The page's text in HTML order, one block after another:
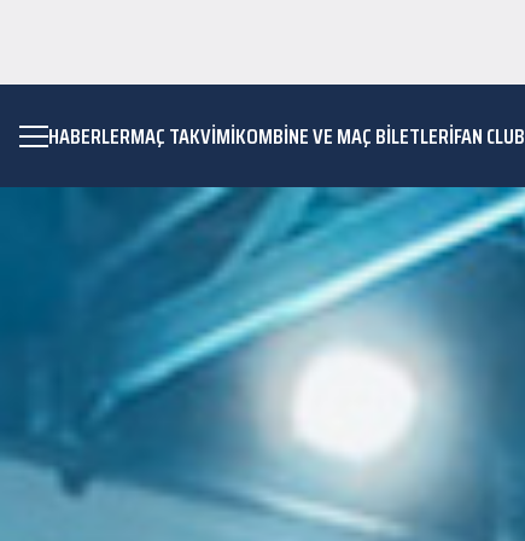
HABERLERMAÇ TAKVIMIKOMBİNE VE MAÇ BİLETLERİFAN CLUB